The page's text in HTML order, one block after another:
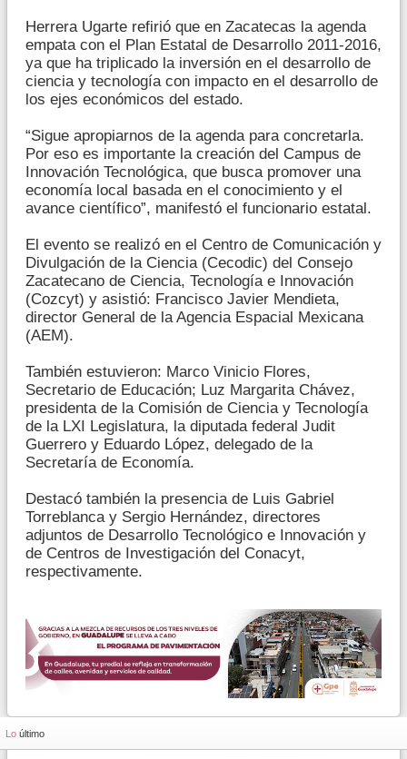
Herrera Ugarte refirió que en Zacatecas la agenda
empata con el Plan Estatal de Desarrollo 2011-2016,
ya que ha triplicado la inversión en el desarrollo de
ciencia y tecnología con impacto en el desarrollo de
los ejes económicos del estado.
“Sigue apropiarnos de la agenda para concretarla.
Por eso es importante la creación del Campus de
Innovación Tecnológica, que busca promover una
economía local basada en el conocimiento y el
avance científico”, manifestó el funcionario estatal.
El evento se realizó en el Centro de Comunicación y
Divulgación de la Ciencia (Cecodic) del Consejo
Zacatecano de Ciencia, Tecnología e Innovación
(Cozcyt) y asistió: Francisco Javier Mendieta,
director General de la Agencia Espacial Mexicana
(AEM).
También estuvieron: Marco Vinicio Flores,
Secretario de Educación; Luz Margarita Chávez,
presidenta de la Comisión de Ciencia y Tecnología
de la LXI Legislatura, la diputada federal Judit
Guerrero y Eduardo López, delegado de la
Secretaría de Economía.
Destacó también la presencia de Luis Gabriel
Torreblanca y Sergio Hernández, directores
adjuntos de Desarrollo Tecnológico e Innovación y
de Centros de Investigación del Conacyt,
respectivamente.
Lo último